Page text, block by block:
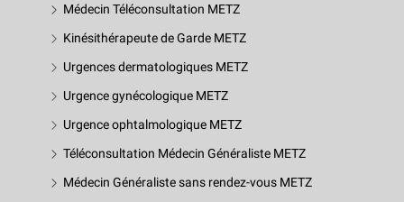
Médecin Téléconsultation METZ
Kinésithérapeute de Garde METZ
Urgences dermatologiques METZ
Urgence gynécologique METZ
Urgence ophtalmologique METZ
Téléconsultation Médecin Généraliste METZ
Médecin Généraliste sans rendez-vous METZ